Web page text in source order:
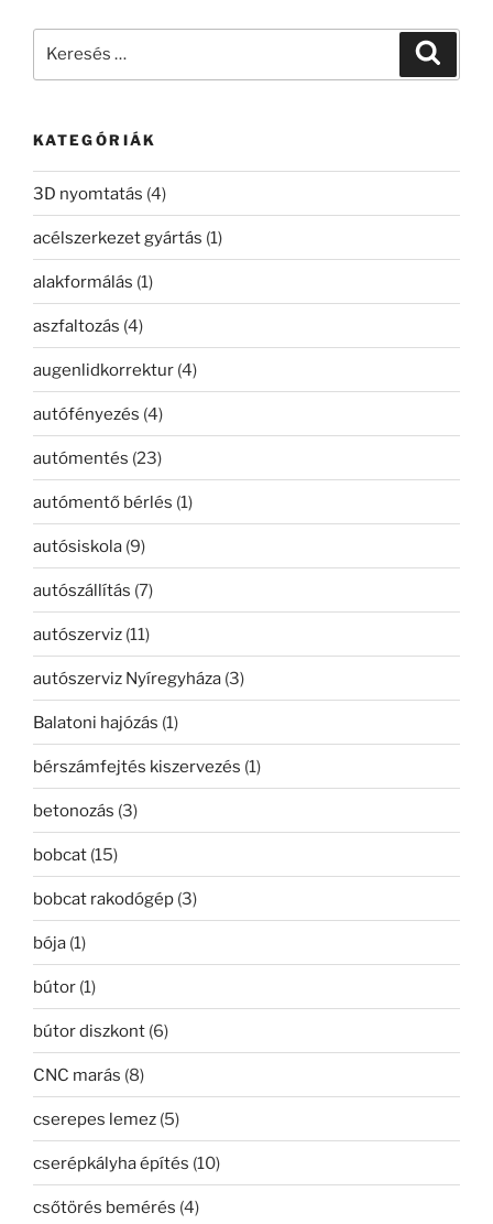
KATEGÓRIÁK
3D nyomtatás (4)
acélszerkezet gyártás (1)
alakformálás (1)
aszfaltozás (4)
augenlidkorrektur (4)
autófényezés (4)
autómentés (23)
autómentő bérlés (1)
autósiskola (9)
autószállítás (7)
autószerviz (11)
autószerviz Nyíregyháza (3)
Balatoni hajózás (1)
bérszámfejtés kiszervezés (1)
betonozás (3)
bobcat (15)
bobcat rakodógép (3)
bója (1)
bútor (1)
bútor diszkont (6)
CNC marás (8)
cserepes lemez (5)
cserépkályha építés (10)
csőtörés bemérés (4)